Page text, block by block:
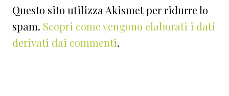
Questo sito utilizza Akismet per ridurre lo
spam. Scopri come vengono elaborati i dati
derivati dai commenti.